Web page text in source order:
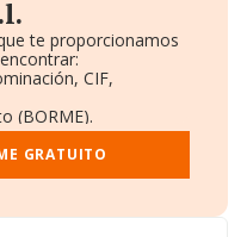
te proporcionamos
CIF,
(BORME).
y Empleados.
Administradores.
GRATUITO